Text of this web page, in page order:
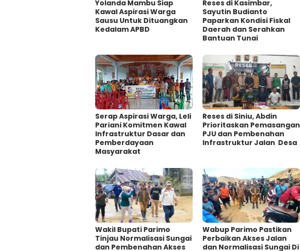
Yolanda Mambu Siap
Kawal Aspirasi Warga
Sausu Untuk Dituangkan
Kedalam APBD
Reses di Kasimbar,
Sayutin Budianto
Paparkan Kondisi Fiskal
Daerah dan Serahkan
Bantuan Tunai
Serap Aspirasi Warga, Leli
Pariani Komitmen Kawal
Infrastruktur Dasar dan
Pemberdayaan
Masyarakat
Reses di Siniu, Abdin
Prioritaskan Pemasangan
PJU dan Pembenahan
Infrastruktur Jalan Desa
Wakil Bupati Parimo
Tinjau Normalisasi Sungai
dan Pembenahan Akses
Wabup Parimo Pastikan
Perbaikan Akses Jalan
dan Normalisasi Sungai Di